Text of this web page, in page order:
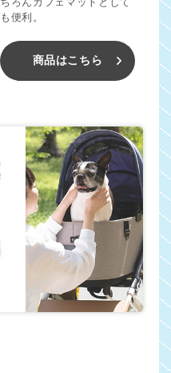
も便利。
商品はこちら